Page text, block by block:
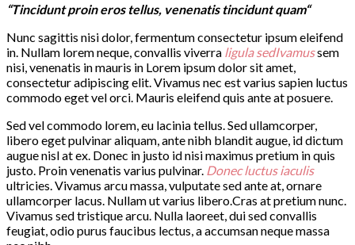
“Tincidunt proin eros tellus, venenatis tincidunt quam“
Nunc sagittis nisi dolor, fermentum consectetur ipsum eleifend
in. Nullam lorem neque, convallis viverra ligula sedIvamussem
nisi, venenatis in mauris in Lorem ipsum dolor sit amet,
consectetur adipiscing elit. Vivamus nec est varius sapien luctus
commodo eget vel orci. Mauris eleifend quis ante at posuere.
Sed vel commodo lorem, eu lacinia tellus. Sed ullamcorper,
libero eget pulvinar aliquam, ante nibh blandit augue, id dictum
augue nisl at ex. Donec in justo id nisi maximus pretium in quis
justo. Proin venenatis varius pulvinar. Donec luctus iaculis
ultricies. Vivamus arcu massa, vulputate sed ante at, ornare
ullamcorper lacus. Nullam ut varius libero.Cras at pretium nunc.
Vivamus sed tristique arcu. Nulla laoreet, dui sed convallis
feugiat, odio purus faucibus lectus, a accumsan neque massa